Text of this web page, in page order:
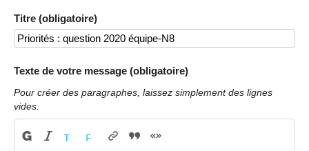
Titre (obligatoire)
Texte de votre message (obligatoire)
Pour créer des paragraphes, laissez simplement des lignes
vides.